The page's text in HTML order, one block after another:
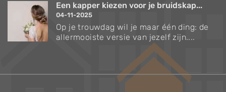
Een kapper kiezen voor je bruidskap...
04-11-2025
Op je trouwdag wil je maar één ding: de
allermooiste versie van jezelf zijn....